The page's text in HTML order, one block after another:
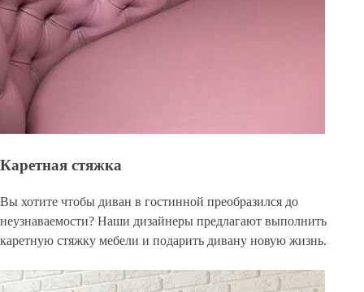
Каретная стяжка
Вы хотите чтобы диван в гостинной преобразился до
неузнаваемости? Наши дизайнеры предлагают выполнить
каретную стяжку мебели и подарить дивану новую жизнь.